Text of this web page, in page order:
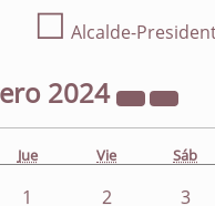
☐ Alcalde-
2024
Jue Vie Sáb
1 2 3